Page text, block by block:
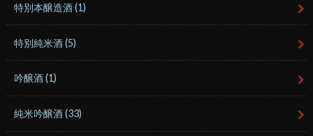
特別本醸造酒(1)
特別純米酒(5)
吟醸酒(1)
純米吟醸酒(33)